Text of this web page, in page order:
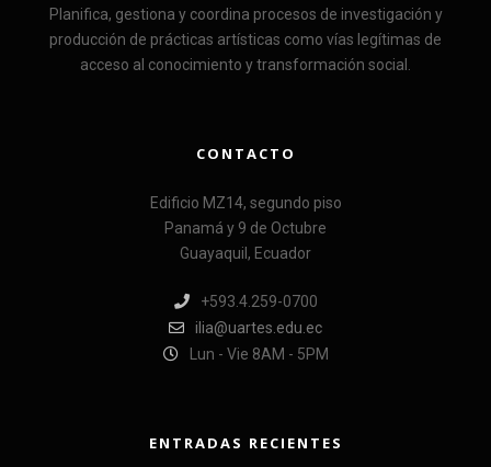
Planifica, gestiona y coordina procesos de investigación y
producción de prácticas artísticas como vías legítimas de
acceso al conocimiento y transformación social.
CONTACTO
Edificio MZ14, segundo piso
Panamá y 9 de Octubre
Guayaquil, Ecuador
+593.4.259-0700
ilia@uartes.edu.ec
Lun - Vie 8AM - 5PM
ENTRADAS RECIENTES